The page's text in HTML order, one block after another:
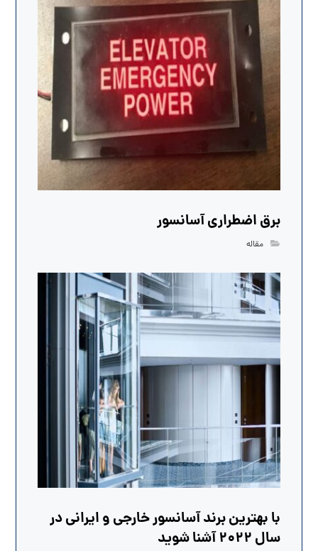
برق اضطراری آسانسور
مقاله
با بهترین برند آسانسور خارجی و ایرانی در
سال 2022 آشنا شوید